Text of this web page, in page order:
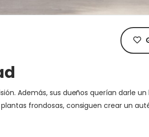
Además, sus dueños querían darle
frondosas, consiguen crear un